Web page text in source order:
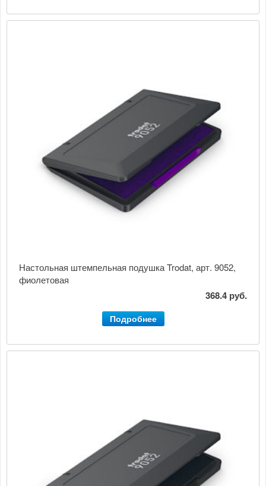
Настольная штемпельная подушка Trodat, арт. 9052,
фиолетовая
368.4 руб.
Подробнее